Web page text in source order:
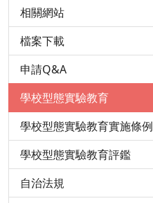
相關網站
檔案下載
申請Q&A
學校型態實驗教育
學校型態實驗教育實施條例
學校型態實驗教育評鑑
自治法規